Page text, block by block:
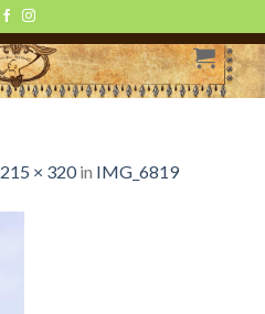
215 × 320in IMG_6819